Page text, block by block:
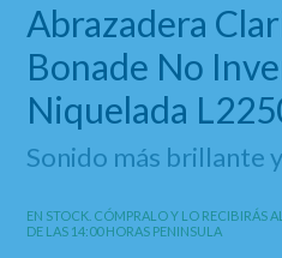
Abrazadera
Bonade No
Niquelada
Sonido más brillante
EN STOCK. CÓMPRALO Y LO RECIBIRÁS
DE LAS 14:00 HORAS PENINSULA